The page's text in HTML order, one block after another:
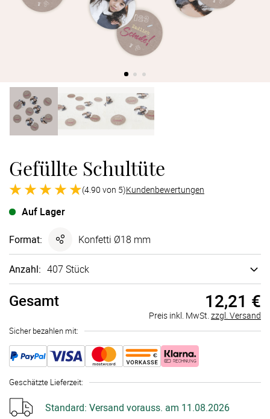
Gefüllte Schultüte
(4.90 von 5)Kundenbewertungen
Auf Lager
Format: Konfetti Ø18 mm
Anzahl: 407 Stück
Gesamt 12,21 €
Preis inkl. MwSt. zzgl. Versand
Sicher bezahlen mit:
Geschätzte Lieferzeit:
Standard: Versand vorauss. am 11.08.2026